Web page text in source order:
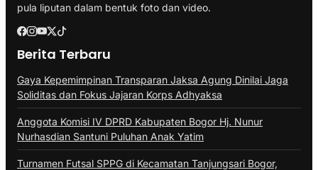
pula liputan dalam bentuk foto dan video.
Berita Terbaru
Gaya Kepemimpinan Transparan Jaksa Agung Dinilai Jaga
Soliditas dan Fokus Jajaran Korps Adhyaksa
Anggota Komisi IV DPRD Kabupaten Bogor Hj. Nunur
Nurhasdian Santuni Puluhan Anak Yatim
Turnamen Futsal SPPG di Kecamatan Tanjungsari Bogor,